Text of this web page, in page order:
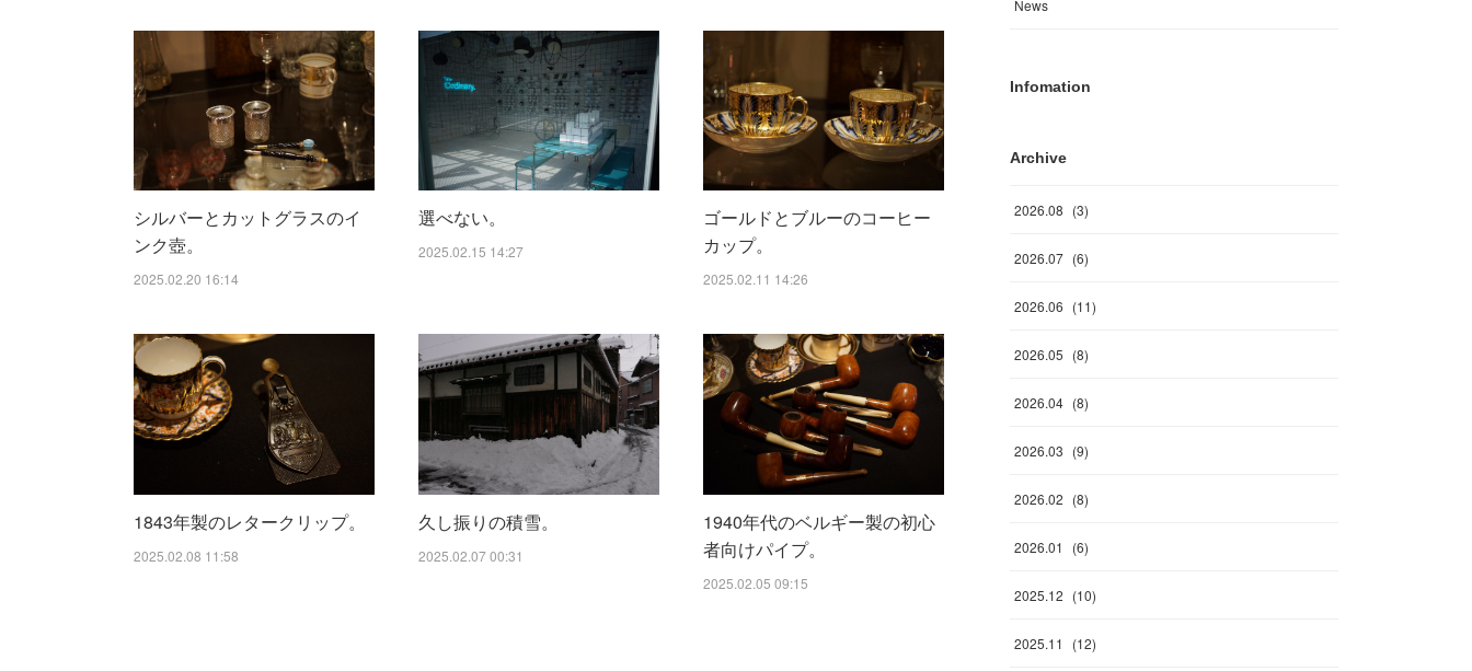
シルバーとカットグラスのイ
ンク壺。
2025.02.20 16:14
選べない。
2025.02.15 14:27
ゴールドとブルーのコーヒー
カップ。
2025.02.11 14:26
1843年製のレタークリップ。
2025.02.08 11:58
久し振りの積雪。
2025.02.07 00:31
1940年代のベルギー製の初心
者向けパイプ。
2025.02.05 09:15
News
Infomation
Archive
2026.08 (3)
2026.07 (6)
2026.06 (11)
2026.05 (8)
2026.04 (8)
2026.03 (9)
2026.02 (8)
2026.01 (6)
2025.12 (10)
2025.11 (12)